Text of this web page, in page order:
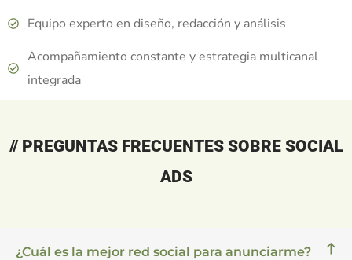
Equipo experto en diseño, redacción y análisis
Acompañamiento constante y estrategia multicanal
integrada
// PREGUNTAS FRECUENTES SOBRE SOCIAL
ADS
¿Cuál es la mejor red social para anunciarme?